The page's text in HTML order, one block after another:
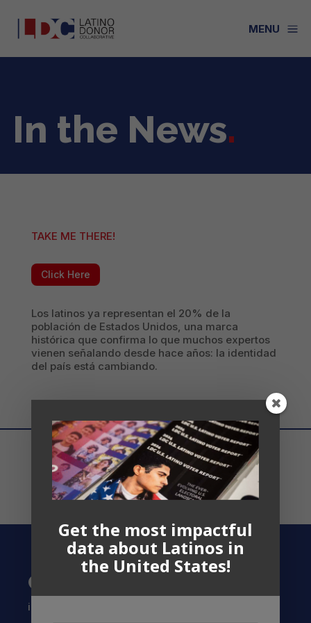
a
MENU
In the News.
TAKE ME THERE!
Click Here
Los latinos ya representan el 20% de la
población de Estados Unidos, una marca
histórica que confirma lo que muchos expertos
vienen señalando desde hace años: la identidad
del país está cambiando.
Contact US
info@latinocollaborative.org
Get the most impactful
data about Latinos in
the United States!